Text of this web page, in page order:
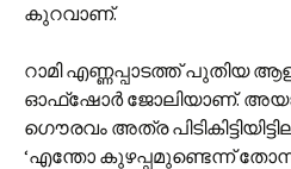
കുറവാണ്.
റാമി എണ്ണപ്പാടത്ത് പുതിയ
ഓഫ്‌ഷോര്‍ ജോലിയാണ്.
ഗൌരവം അത്ര
‘എന്തോ കുഴപ്പമുണ്ടെന്ന്